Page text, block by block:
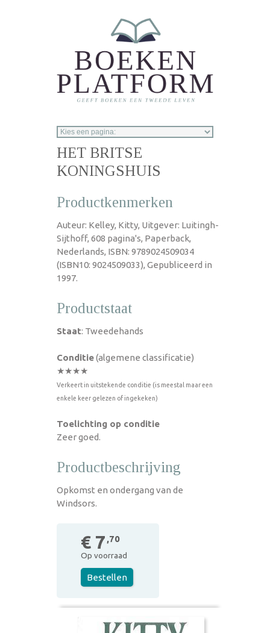
HET BRITSE
KONINGSHUIS
Productkenmerken
Auteur: Kelley, Kitty, Uitgever: Luitingh-
Sijthoff, 608 pagina's, Paperback,
Nederlands, ISBN: 9789024509034
(ISBN10: 9024509033), Gepubliceerd in
1997.
Productstaat
Staat: Tweedehands
Conditie(algemene classificatie)
★★★★
Verkeert in uitstekende conditie (is meestal maar een
enkele keer gelezen of ingekeken)
Toelichting op conditie
Zeer goed.
Productbeschrijving
Opkomst en ondergang van de
Windsors.
€ 7 ,70
Op voorraad
Bestellen